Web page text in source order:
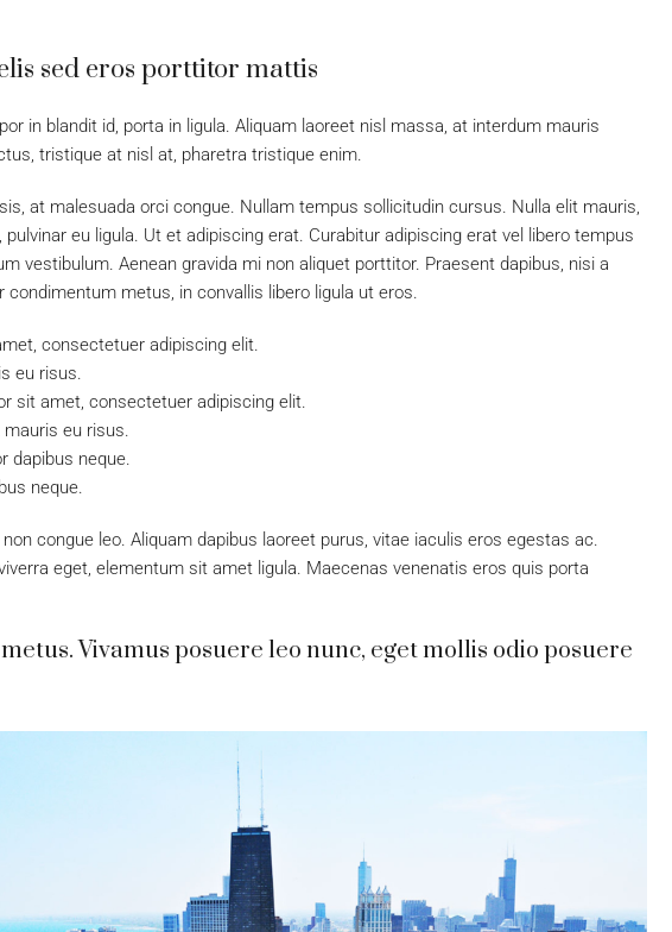
sed eros porttitor mattis
in blandit id, porta in ligula. Aliquam laoreet nisl massa, at interdum mauris
tristique at nisl at, pharetra tristique enim.
at malesuada orci congue. Nullam tempus sollicitudin cursus. Nulla elit mauris,
eu ligula. Ut et adipiscing erat. Curabitur adipiscing erat vel libero tempus
vestibulum. Aenean gravida mi non aliquet porttitor. Praesent dapibus, nisi a
metus, in convallis libero ligula ut eros.
consectetuer adipiscing elit.
eu risus.
sit amet, consectetuer adipiscing elit.
eu risus.
dapibus neque.
neque.
congue leo. Aliquam dapibus laoreet purus, vitae iaculis eros egestas ac.
eget, elementum sit amet ligula. Maecenas venenatis eros quis porta
Vivamus posuere leo nunc, eget mollis odio posuere